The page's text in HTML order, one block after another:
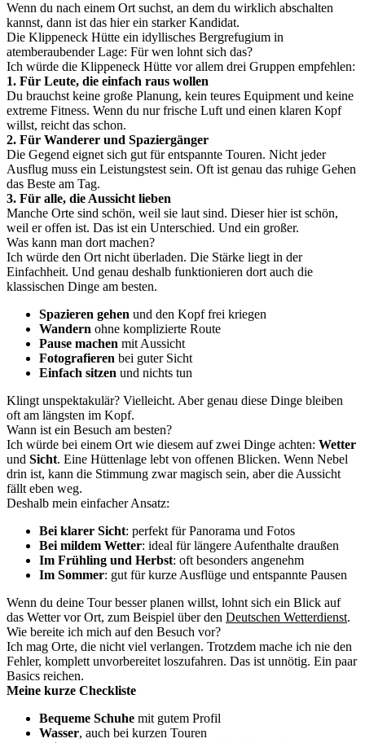
Wenn du nach einem Ort suchst, an dem du wirklich abschalten
kannst, dann ist das hier ein starker Kandidat.
Die Klippeneck Hütte ein idyllisches Bergrefugium in
atemberaubender Lage: Für wen lohnt sich das?
Ich würde die Klippeneck Hütte vor allem drei Gruppen empfehlen:
1. Für Leute, die einfach raus wollen
Du brauchst keine große Planung, kein teures Equipment und keine
extreme Fitness. Wenn du nur frische Luft und einen klaren Kopf
willst, reicht das schon.
2. Für Wanderer und Spaziergänger
Die Gegend eignet sich gut für entspannte Touren. Nicht jeder
Ausflug muss ein Leistungstest sein. Oft ist genau das ruhige Gehen
das Beste am Tag.
3. Für alle, die Aussicht lieben
Manche Orte sind schön, weil sie laut sind. Dieser hier ist schön,
weil er offen ist. Das ist ein Unterschied. Und ein großer.
Was kann man dort machen?
Ich würde den Ort nicht überladen. Die Stärke liegt in der
Einfachheit. Und genau deshalb funktionieren dort auch die
klassischen Dinge am besten.
Spazieren gehen und den Kopf frei kriegen
Wandern ohne komplizierte Route
Pause machen mit Aussicht
Fotografieren bei guter Sicht
Einfach sitzen und nichts tun
Klingt unspektakulär? Vielleicht. Aber genau diese Dinge bleiben
oft am längsten im Kopf.
Wann ist ein Besuch am besten?
Ich würde bei einem Ort wie diesem auf zwei Dinge achten: Wetter
und Sicht. Eine Hüttenlage lebt von offenen Blicken. Wenn Nebel
drin ist, kann die Stimmung zwar magisch sein, aber die Aussicht
fällt eben weg.
Deshalb mein einfacher Ansatz:
Bei klarer Sicht: perfekt für Panorama und Fotos
Bei mildem Wetter: ideal für längere Aufenthalte draußen
Im Frühling und Herbst: oft besonders angenehm
Im Sommer: gut für kurze Ausflüge und entspannte Pausen
Wenn du deine Tour besser planen willst, lohnt sich ein Blick auf
das Wetter vor Ort, zum Beispiel über den Deutschen Wetterdienst.
Wie bereite ich mich auf den Besuch vor?
Ich mag Orte, die nicht viel verlangen. Trotzdem mache ich nie den
Fehler, komplett unvorbereitet loszufahren. Das ist unnötig. Ein paar
Basics reichen.
Meine kurze Checkliste
Bequeme Schuhe mit gutem Profil
Wasser, auch bei kurzen Touren